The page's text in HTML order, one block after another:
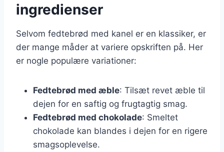
ingredienser
Selvom fedtebrød med kanel er en klassiker, er
der mange måder at variere opskriften på. Her
er nogle populære variationer:
Fedtebrød med æble: Tilsæt revet æble til
dejen for en saftig og frugtagtig smag.
Fedtebrød med chokolade: Smeltet
chokolade kan blandes i dejen for en rigere
smagsoplevelse.